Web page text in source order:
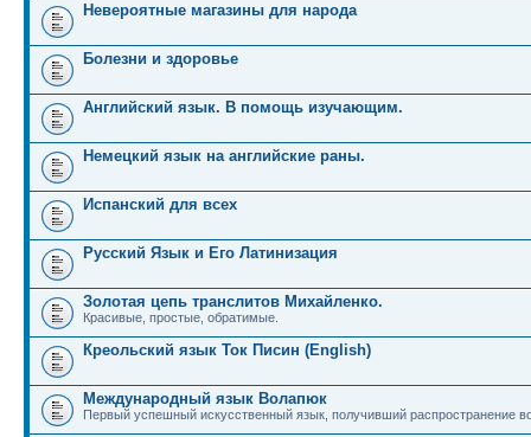
Невероятные магазины для народа
Болезни и здоровье
Английский язык. В помощь изучающим.
Немецкий язык на английские раны.
Испанский для всех
Русский Язык и Его Латинизация
Золотая цепь транслитов Михайленко.
Красивые, простые, обратимые.
Креольский язык Ток Писин (English)
Международный язык Волапюк
Первый успешный искусственный язык, получивший распространение